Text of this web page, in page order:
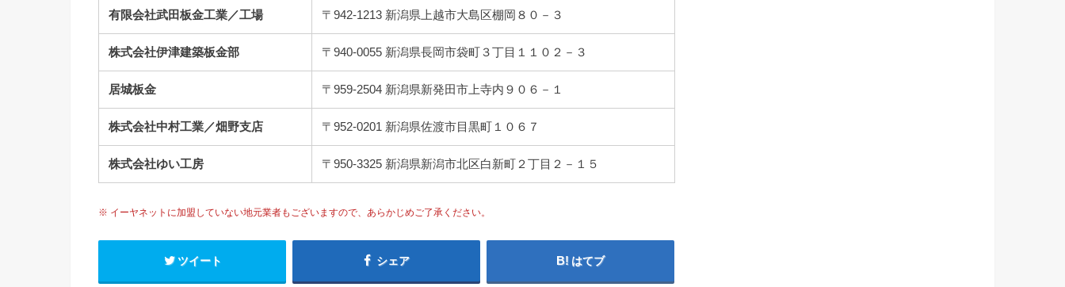
有限会社武田板金工業／工場 〒942-1213 新潟県上越市大島区棚岡８０－３
株式会社伊津建築板金部 〒940-0055 新潟県長岡市袋町３丁目１１０２－３
居城板金 〒959-2504 新潟県新発田市上寺内９０６－１
株式会社中村工業／畑野支店 〒952-0201 新潟県佐渡市目黒町１０６７
株式会社ゆい工房 〒950-3325 新潟県新潟市北区白新町２丁目２－１５
※ イーヤネットに加盟していない地元業者もございますので、あらかじめご了承ください。
ツイート シェア はてブ